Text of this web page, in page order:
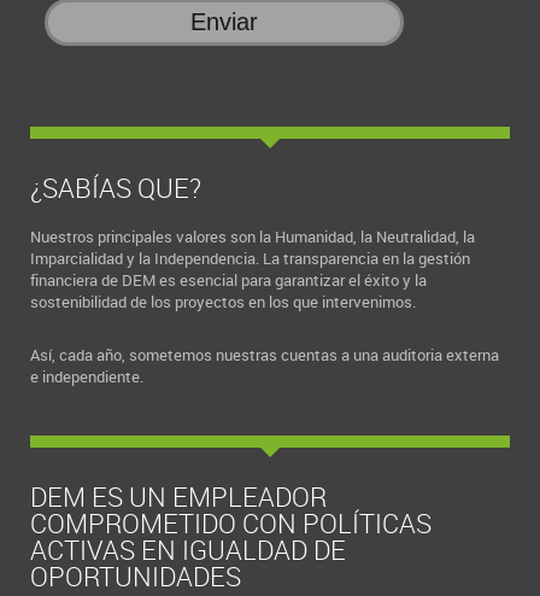
¿SABÍAS QUE?
Nuestros principales valores son la Humanidad, la Neutralidad, la
Imparcialidad y la Independencia. La transparencia en la gestión
financiera de DEM es esencial para garantizar el éxito y la
sostenibilidad de los proyectos en los que intervenimos.
Así, cada año, sometemos nuestras cuentas a una auditoria externa
e independiente.
DEM ES UN EMPLEADOR
COMPROMETIDO CON POLÍTICAS
ACTIVAS EN IGUALDAD DE
OPORTUNIDADES